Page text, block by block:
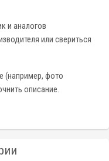
и аналогов
или свериться
(например, фото
описание.